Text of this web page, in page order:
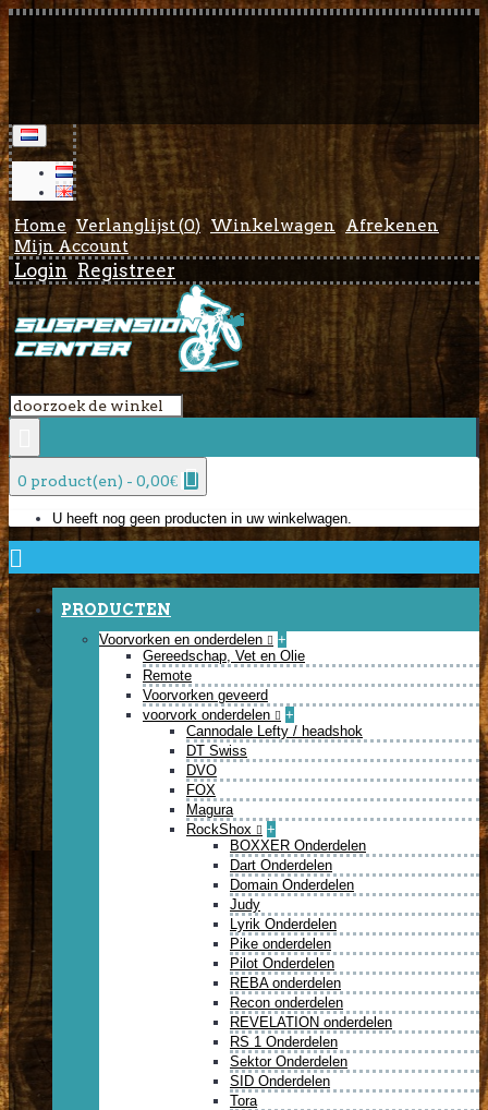
Home Verlanglijst (0) Winkelwagen
Afrekenen
Mijn Account
Login Registreer
0 product(en) - 0,00€
U heeft nog geen producten in uw winkelwagen.
PRODUCTEN
Voorvorken en onderdelen
+
Gereedschap, Vet en Olie
Remote
Voorvorken geveerd
voorvork onderdelen
+
Cannodale Lefty / headshok
DT Swiss
DVO
FOX
Magura
RockShox
+
BOXXER Onderdelen
Dart Onderdelen
Domain Onderdelen
Judy
Lyrik Onderdelen
Pike onderdelen
Pilot Onderdelen
REBA onderdelen
Recon onderdelen
REVELATION onderdelen
RS 1 Onderdelen
Sektor Onderdelen
SID Onderdelen
Tora